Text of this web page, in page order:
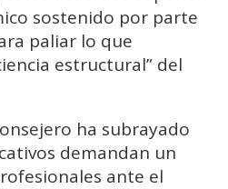
sostenido por parte
paliar lo que
estructural” del
ha subrayado
demandan un
ante el